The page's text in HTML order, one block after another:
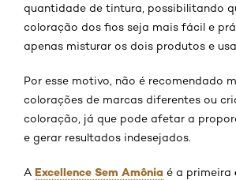
quantidade de tintura, possibilitando
coloração dos fios seja mais fácil e
apenas misturar os dois produtos e
Por esse motivo, não é recomendado
colorações de marcas diferentes ou
coloração, já que pode afetar a
e gerar resultados indesejados.
A Excellence Sem Amônia é a primeira